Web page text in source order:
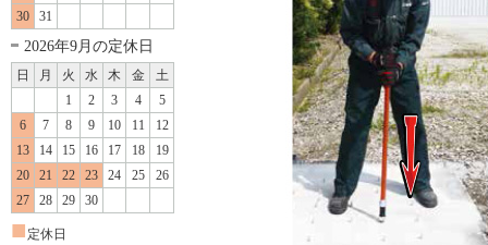
30
31
2026年9月の定休日
日 月 火 水 木 金
土
1
2 3 4
5
6
7 8 9 10 11
12
13
14 15 16 17 18
19
20
21 22 23 24 25
26
27
28 29 30
■ 定休日